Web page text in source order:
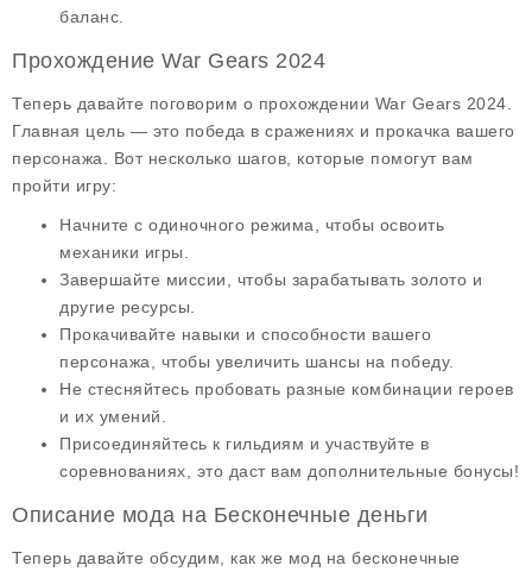
баланс.
Прохождение War Gears 2024
Теперь давайте поговорим о прохождении War Gears 2024.
Главная цель — это победа в сражениях и прокачка вашего
персонажа. Вот несколько шагов, которые помогут вам
пройти игру:
Начните с одиночного режима, чтобы освоить
механики игры.
Завершайте миссии, чтобы зарабатывать золото и
другие ресурсы.
Прокачивайте навыки и способности вашего
персонажа, чтобы увеличить шансы на победу.
Не стесняйтесь пробовать разные комбинации героев
и их умений.
Присоединяйтесь к гильдиям и участвуйте в
соревнованиях, это даст вам дополнительные бонусы!
Описание мода на Бесконечные деньги
Теперь давайте обсудим, как же мод на бесконечные